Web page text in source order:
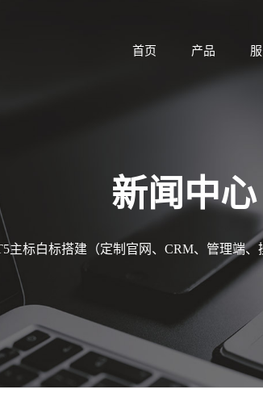
首页 产品
新闻中心
主标白标搭建（定制官网、CRM、管理端、